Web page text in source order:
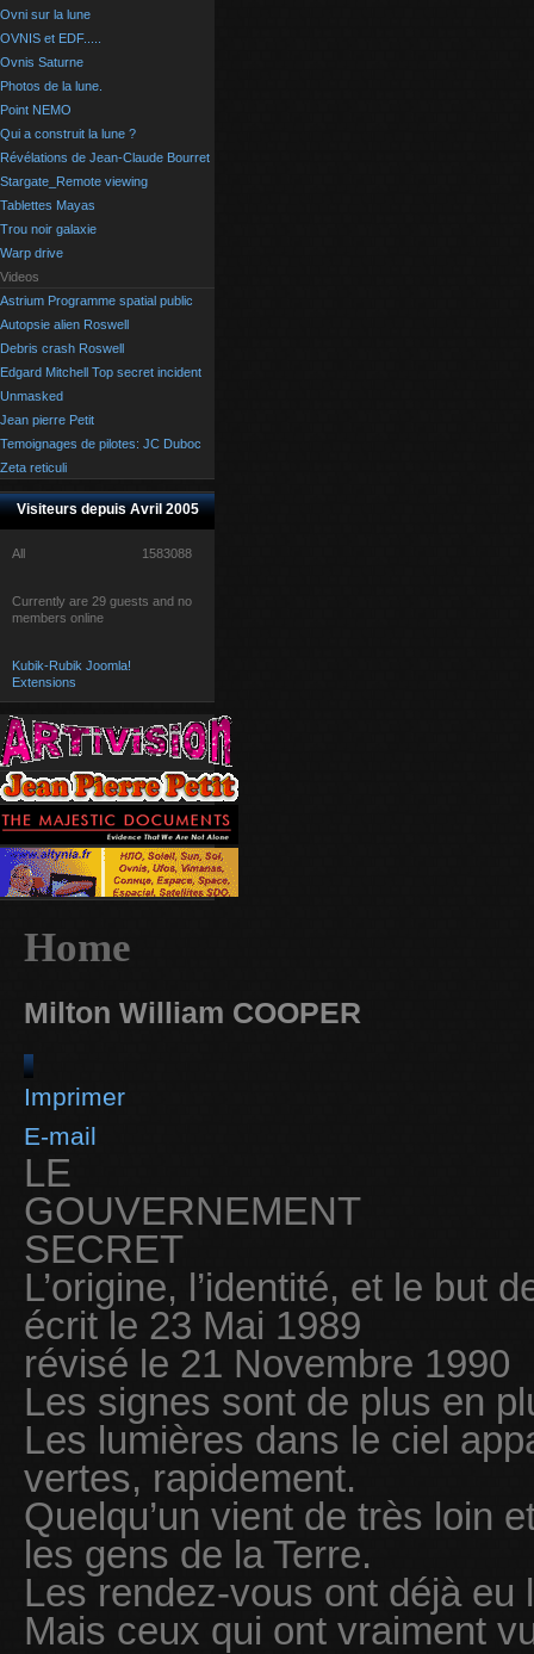
Ovni sur la lune
OVNIS et EDF.....
Ovnis Saturne
Photos de la lune.
Point NEMO
Qui a construit la lune ?
Révélations de Jean-Claude Bourret
Stargate_Remote viewing
Tablettes Mayas
Trou noir galaxie
Warp drive
Videos
Astrium Programme spatial public
Autopsie alien Roswell
Debris crash Roswell
Edgard Mitchell Top secret incident
Unmasked
Jean pierre Petit
Temoignages de pilotes: JC Duboc
Zeta reticuli
Visiteurs depuis Avril 2005
All 1583088
Currently are 29 guests and no
members online
Kubik-Rubik Joomla!
Extensions
Home
Milton William COOPER
Imprimer
E-mail
LE
GOUVERNEMENT
SECRET
L’origine, l’identité, et le but
écrit le 23 Mai 1989
révisé le 21 Novembre 1990
Les signes sont de plus en
Les lumières dans le ciel
vertes, rapidement.
Quelqu’un vient de très loin
les gens de la Terre.
Les rendez-vous ont déjà eu
Mais ceux qui ont vraiment